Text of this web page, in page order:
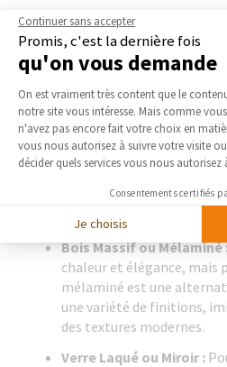
Sélection de Matériaux et
Mesure
Lors de la conception de placards et
choix des matériaux et des
à la fois la durabilité et l'harmonie
des conseils pour choisir les
Matériaux Adaptés à Votre Style
Bois Massif ou Mélaminé
chaleur et élégance, mais
mélaminé est une
une variété de finitions,
des textures modernes.
Verre Laqué ou Miroir :
Continuer sans accepter
Promis, c'est la dernière fois
qu'on vous demande
Plateforme de
On est vraiment très content que le
notre site vous intéresse. Mais comme vous
n'avez pas encore fait votre choix en
vous nous autorisez à suivre votre visite
décider quels services vous nous autorisez
Consentements certifiés
Je choisis
Axeptio